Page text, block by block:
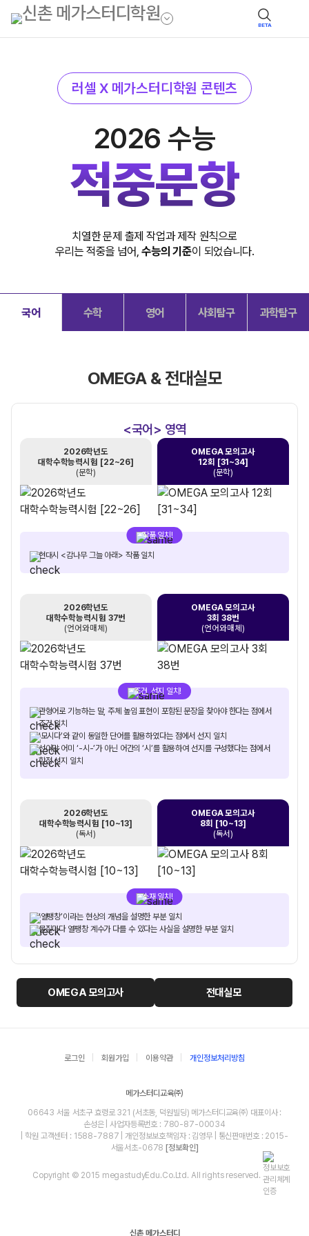
BETA
러셀 X 메가스터디학원 콘텐츠
2026 수능
적중문항
치열한 문제 출제 작업과 제작 원칙으로
우리는 적중을 넘어,수능의 기준이 되었습니다.
국어 수학 영어 사회탐구 과학탐구
OMEGA & 전대실모
<국어> 영역
2026학년도
대학수학능력시험 [22~26]
(문학)
OMEGA 모의고사
12회 [31~34]
(문학)
현대시 <감나무 그늘 아래> 작품 일치
작품 일치!
2026학년도
대학수학능력시험 37번
(언어와매체)
OMEGA 모의고사
3회 38번
(언어와매체)
관형어로 기능하는 말, 주체 높임 표현이 포함된 문장을 찾아야 한다는 점에서
조건 일치
‘모시다’와 같이 동일한 단어를 활용하였다는 점에서 선지 일치
선어말 어미 ‘-시-’가 아닌 어간의 ‘시’를 활용하여 선지를 구성했다는 점에서
함정 선지 일치
조건, 선지 일치!
2026학년도
대학수학능력시험 [10~13]
(독서)
OMEGA 모의고사
8회 [10~13]
(독서)
‘열팽창’이라는 현상의 개념을 설명한 부분 일치
물질마다 열팽창 계수가 다를 수 있다는 사실을 설명한 부분 일치
소재 일치!
OMEGA모의고사 전대실모
로그인 회원가입 이용약관 개인정보처리방침
메가스터디교육㈜
06643 서울 서초구 효령로 321 (서초동, 덕원빌딩) 메가스터디교육㈜ 대표이사 :
손성은 | 사업자등록번호 : 780-87-00034
| 학원 고객센터 : 1588-7887 | 개인정보보호책임자 : 김영무 | 통신판매번호 : 2015-
서울서초-0678 [정보확인]
Copyright © 2015 megastudyEdu.Co.Ltd. All rights reserved.
신촌 메가스터디